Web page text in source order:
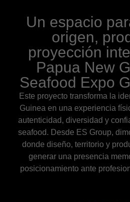
Un espacio
origen,
proyección
Papua New
Seafood Expo
Este proyecto transforma la
Guinea en una experiencia
autenticidad, diversidad y
seafood. Desde ES Group,
donde diseño, territorio y
generar una presencia
posicionamiento ante